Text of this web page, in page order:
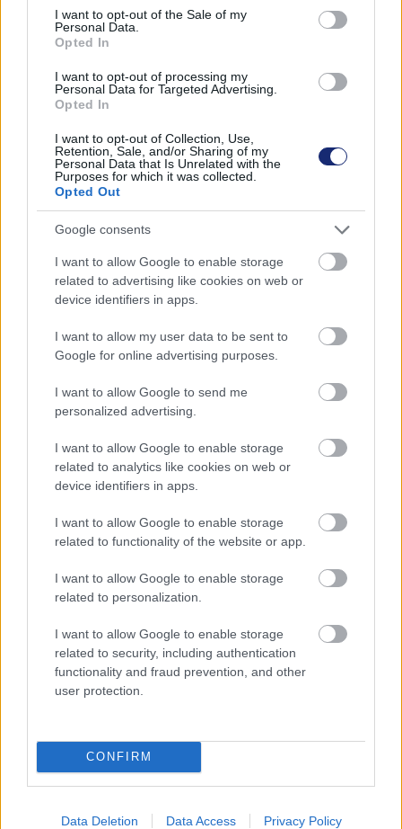
consent section.
I want to opt-out of the Sale of my
Personal Data.
Opted In
I want to opt-out of processing my
Personal Data for Targeted Advertising.
Opted In
I want to opt-out of Collection, Use,
Retention, Sale, and/or Sharing of my
Personal Data that Is Unrelated with the
Purposes for which it was collected.
Opted Out
Google consents
I want to allow Google to enable storage
related to advertising like cookies on web or
device identifiers in apps.
I want to allow my user data to be sent to
Google for online advertising purposes.
I want to allow Google to send me
personalized advertising.
I want to allow Google to enable storage
related to analytics like cookies on web or
device identifiers in apps.
I want to allow Google to enable storage
related to functionality of the website or app.
I want to allow Google to enable storage
related to personalization.
I want to allow Google to enable storage
related to security, including authentication
functionality and fraud prevention, and other
user protection.
CONFIRM
Data Deletion Data Access Privacy Policy
A Range Rover első EV-jének
megjelenését nagy várakozás
előzi meg
Zöldpálya.hu| 2024 február 3. 14:41
Már 16 000-nél tartanak a népszerű terepjáró
tisztán elektromos változatának előrendelései.
A Range Rover klasszikus négykerék meghajtású
belsőégésű változata már az 1970-es évek óta komplett
robosztus karosszériája és erős motorja egy rendkívül
strapabíró konstrukciót eredményeznek, ami terepen és
városban egyaránt megállja helyét.
éves múltjával a háta mögött sem gondolják a JLR
(Jaguar Land Rover) döntéshozói, hogy nyugdíjazni
kellene a brandet. Néhány évvel ezelőtt egy hidrogén
üzemanyagcellás változatot is elkezdtek fejleszteni, de